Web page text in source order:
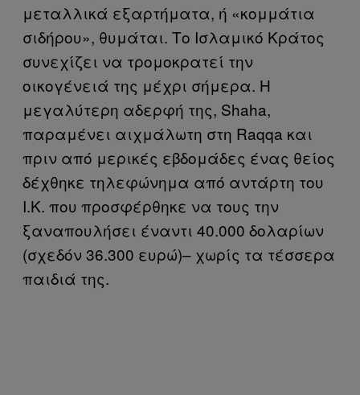
μεταλλικά εξαρτήματα, ή «κομμάτια
σιδήρου», θυμάται. Το Ισλαμικό Κράτος
συνεχίζει να τρομοκρατεί την
οικογένειά της μέχρι σήμερα. Η
μεγαλύτερη αδερφή της, Shaha,
παραμένει αιχμάλωτη στη Raqqa και
πριν από μερικές εβδομάδες ένας θείος
δέχθηκε τηλεφώνημα από αντάρτη του
Ι.Κ. που προσφέρθηκε να τους την
ξαναπουλήσει έναντι 40.000 δολαρίων
(σχεδόν 36.300 ευρώ)– χωρίς τα τέσσερα
παιδιά της.